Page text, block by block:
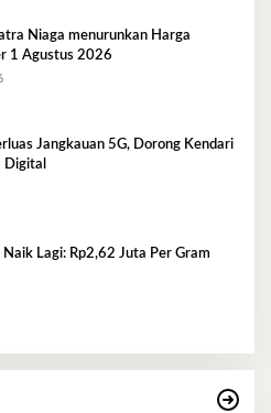
Niaga menurunkan Harga
1 Agustus 2026
Jangkauan 5G, Dorong Kendari
Digital
Naik Lagi: Rp2,62 Juta Per Gram